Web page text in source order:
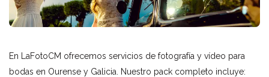
En LaFotoCM ofrecemos servicios de fotografía y vídeo para
bodas en Ourense y Galicia. Nuestro pack completo incluye: